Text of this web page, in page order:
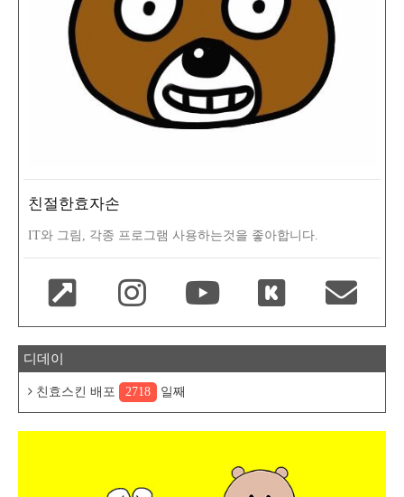
친절한효자손
IT와 그림, 각종 프로그램 사용하는것을 좋아합니다.
디데이
친효스킨 배포 2718 일째